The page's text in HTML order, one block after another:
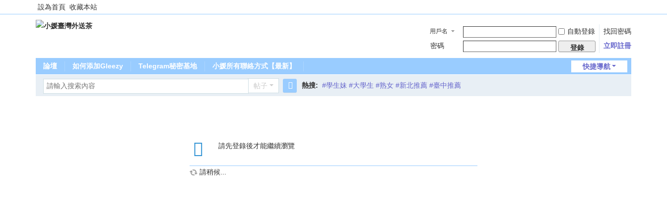
設為首頁 收藏本站
用戶名 自動登錄
找回密碼
密碼
登錄 立即註冊
快捷導航
論壇 如何添加Gleezy Telegram秘密基地 小媛所有聯絡方式【最新】
帖子 熱搜: #學生妹 #大學生 #熟女 #新北推薦 #臺中推薦
請先登錄後才能繼續瀏覽
請稍候...